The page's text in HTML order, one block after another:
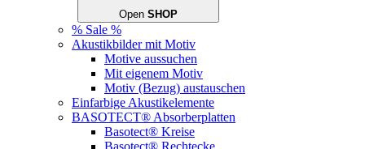
Open SHOP
% Sale %
Akustikbilder mit Motiv
Motive aussuchen
Mit eigenem Motiv
Motiv (Bezug) austauschen
Einfarbige Akustikelemente
BASOTECT® Absorberplatten
Basotect® Kreise
Basotect® Rechtecke